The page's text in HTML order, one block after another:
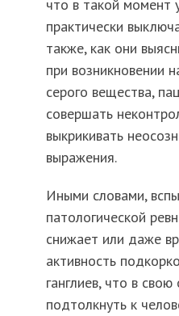
что в такой момент
практически
также, как они
при возникновении
серого вещества,
совершать
выкрикивать
выражения.
Иными словами,
патологической
снижает или даже
активность
ганглиев, что в
подтолкнуть к